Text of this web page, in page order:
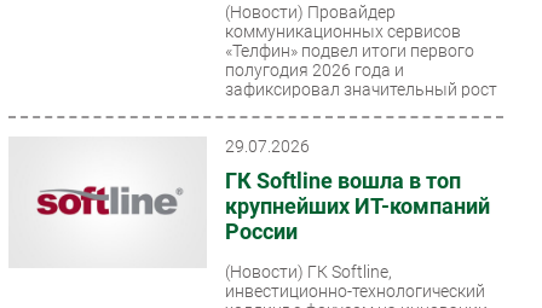
Тестовый стенд
(Новости) Провайдер
коммуникационных сервисов
«Телфин» подвел итоги первого
полугодия 2026 года и
зафиксировал значительный рост
29.07.2026
ГК Softline вошла в топ
крупнейших ИТ-компаний
России
(Новости) ГК Softline,
инвестиционно-технологический